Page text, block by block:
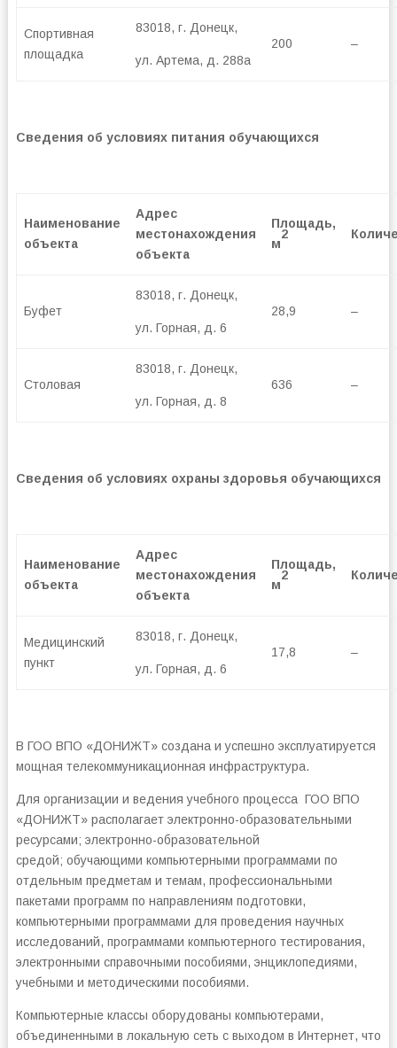
Спортивная
площадка
83018, г. Донецк,
ул. Артема, д. 288а
200 –
Сведения об условиях питания обучающихся
Наименование
объекта
Адрес
местонахождения
объекта
Площадь,
м
2
Буфет
83018, г. Донецк,
ул. Горная, д. 6
28,9 –
Столовая
83018, г. Донецк,
ул. Горная, д. 8
636 –
Сведения об условиях охраны здоровья обучающихся
Наименование
объекта
Адрес
местонахождения
объекта
Площадь,
м
2
Медицинский
пункт
83018, г. Донецк,
ул. Горная, д. 6
17,8 –
В ГОО ВПО «ДОНИЖТ» создана и успешно эксплуатируется
мощная телекоммуникационная инфраструктура.
Для организации и ведения учебного процесса ГОО ВПО
«ДОНИЖТ» располагает электронно-образовательными
ресурсами; электронно-образовательной
средой; обучающими компьютерными программами по
отдельным предметам и темам, профессиональными
пакетами программ по направлениям подготовки,
компьютерными программами для проведения научных
исследований, программами компьютерного тестирования,
электронными справочными пособиями, энциклопедиями,
учебными и методическими пособиями.
Компьютерные классы оборудованы компьютерами,
объединенными в локальную сеть с выходом в Интернет, что